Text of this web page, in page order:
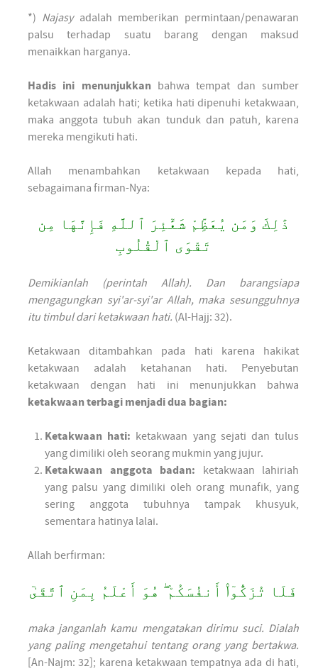
*) Najasyadalah memberikan permintaan/penawaran
palsu terhadap suatu barang dengan maksud
menaikkan harganya.
Hadis ini menunjukkanbahwa tempat dan sumber
ketakwaan adalah hati; ketika hati dipenuhi ketakwaan,
maka anggota tubuh akan tunduk dan patuh, karena
mereka mengikuti hati.
Allah menambahkan ketakwaan kepada hati,
sebagaimana firman-Nya:
ذَٰلِكَ وَمَن يُعَظِّمْ شَعَٰٓئِرَ ٱللَّهِ فَإِنَّهَا مِن
تَقْوَى ٱلْقُلُوبِ
Demikianlah (perintah Allah). Dan barangsiapa
mengagungkan syi'ar-syi'ar Allah, maka sesungguhnya
itu timbul dari ketakwaan hati. (Al-Hajj: 32).
Ketakwaan ditambahkan pada hati karena hakikat
ketakwaan adalah ketahanan hati. Penyebutan
ketakwaan dengan hati ini menunjukkan bahwa
ketakwaan terbagi menjadi dua bagian:
Ketakwaan hati: ketakwaan yang sejati dan tulus
yang dimiliki oleh seorang mukmin yang jujur.
Ketakwaan anggota badan: ketakwaan lahiriah
yang palsu yang dimiliki oleh orang munafik, yang
sering anggota tubuhnya tampak khusyuk,
sementara hatinya lalai.
Allah berfirman:
فَلَا تُزَكُّوٓا۟ أَنفُسَكُمْ ۖ هُوَ أَعْلَمُ بِمَنِ ٱتَّقَىٰٓ
maka janganlah kamu mengatakan dirimu suci. Dialah
yang paling mengetahui tentang orang yang bertakwa.
[An-Najm: 32]; karena ketakwaan tempatnya ada di hati,